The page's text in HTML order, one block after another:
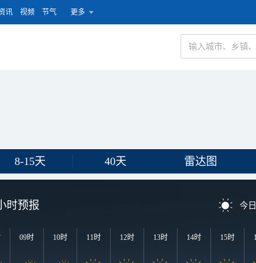
讯 视频 节气 更多
8-15天 40天 雷达图
时预报 今
09时 10时 11时 12时 13时 14时 15时